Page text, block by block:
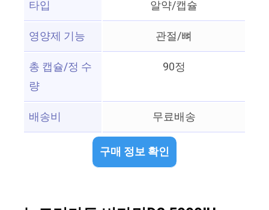
타입
알약/캡슐
영양제 기능
관절/뼈
총 캡슐/정 수
량
90정
배송비 무료배송
구매 정보 확인